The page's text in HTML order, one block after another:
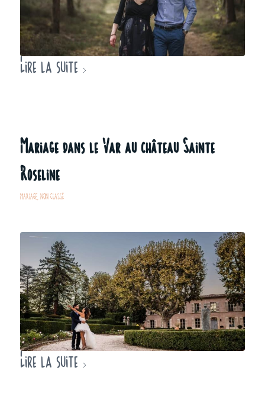
Lire la suite
Mariage dans le Var au château Sainte
Roseline
MARIAGE, NON CLASSÉ
Lire la suite